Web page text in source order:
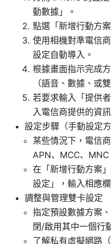
動數據」。
點選「新增行動方案
使用相機對準電信
設定自動導入。
根據畫面指示完成
（語音、數據、或
若要求輸入「提供
入電信商提供的資訊
設定步驟（手動設定方
某些情況下，電信
APN、MCC、MNC
在「新增行動方案
設定」，輸入相應欄
調整與管理雙卡設定
指定預設數據方案
閉/啟用其中一個行
了解私有虛擬網路